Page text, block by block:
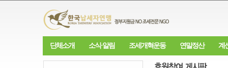
단체소개 소식·알림 조세개혁운동 연말정산 계